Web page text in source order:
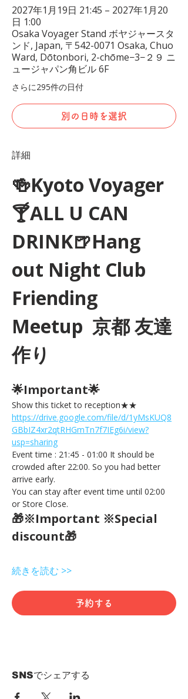
2027年1月19日 21:45 – 2027年1月20
日 1:00
Osaka Voyager Stand ボヤジャースタ
ンド, Japan, 〒542-0071 Osaka, Chuo
Ward, Dōtonbori, 2-chōme−3−２９ ニ
ュージャパン角ビル 6F
さらに295件の日付
別の日時を選択
詳細
🍻Kyoto Voyager
🍸ALL U CAN
DRINK🍺Hang
out Night Club
Friending
Meetup  京都 友達
作り
🌟Important🌟
Show this ticket to reception★★
https://drive.google.com/file/d/1yMsKUQ8
GBbIZ4xr2qtRHGmTn7f7IEg6i/view?
usp=sharing
Event time : 21:45 - 01:00 It should be
crowded after 22:00. So you had better
arrive early.
You can stay after event time until 02:00
or Store Close.
🎁※Important ※Special
discount🎁
続きを読む >>
予約する
SNSでシェアする